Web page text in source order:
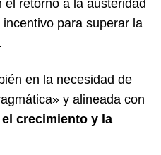
retorno a la austeridad
para superar la
en la necesidad de
y alineada con
crecimiento y la